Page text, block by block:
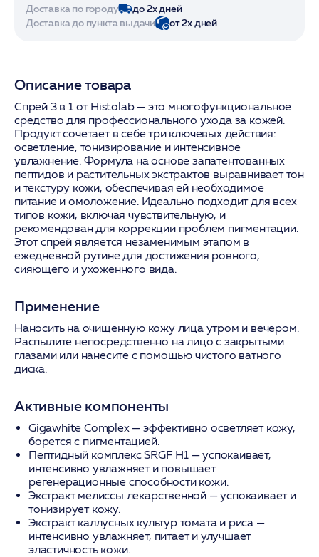
Доставка по городу
до 2х дней
Доставка до пункта выдачи
от 2х дней
Описание товара
Спрей 3 в 1 от Histolab — это многофункциональное
средство для профессионального ухода за кожей.
Продукт сочетает в себе три ключевых действия:
осветление, тонизирование и интенсивное
увлажнение. Формула на основе запатентованных
пептидов и растительных экстрактов выравнивает тон
и текстуру кожи, обеспечивая ей необходимое
питание и омоложение. Идеально подходит для всех
типов кожи, включая чувствительную, и
рекомендован для коррекции проблем пигментации.
Этот спрей является незаменимым этапом в
ежедневной рутине для достижения ровного,
сияющего и ухоженного вида.
Применение
Наносить на очищенную кожу лица утром и вечером.
Распылите непосредственно на лицо с закрытыми
глазами или нанесите с помощью чистого ватного
диска.
Активные компоненты
Gigawhite Complex— эффективно осветляет кожу,
борется с пигментацией.
Пептидный комплекс SRGF H1— успокаивает,
интенсивно увлажняет и повышает
регенерационные способности кожи.
Экстракт мелиссы лекарственной — успокаивает и
тонизирует кожу.
Экстракт каллусных культур томата и риса —
интенсивно увлажняет, питает и улучшает
эластичность кожи.